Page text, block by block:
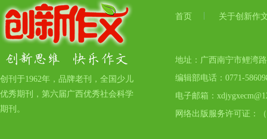
创刊于1962年，品牌老刊，全国少儿
优秀期刊，第六届广西优秀社会科学
期刊。
首页 关于创新作
地址：广西南宁市鲤湾
编辑部电话：0771-
电子邮箱：
网络出版服务许可证：